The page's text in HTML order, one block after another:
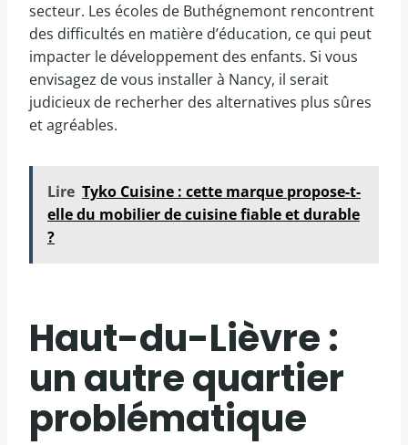
secteur. Les écoles de Buthégnemont rencontrent
des difficultés en matière d’éducation, ce qui peut
impacter le développement des enfants. Si vous
envisagez de vous installer à Nancy, il serait
judicieux de recherher des alternatives plus sûres
et agréables.
Lire Tyko Cuisine : cette marque propose-t-
elle du mobilier de cuisine fiable et durable
?
Haut-du-Lièvre :
un autre quartier
problématique